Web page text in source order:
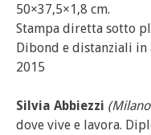
50×37,5×1,8 cm.
Stampa diretta sotto
Dibond e distanziali
2015
Silvia Abbiezzi
dove vive e lavora.